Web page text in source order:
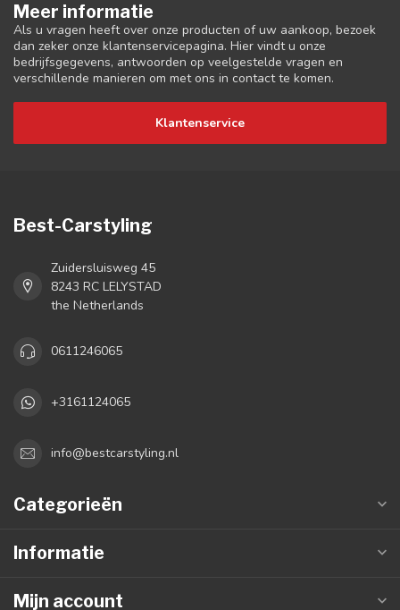
Meer informatie
Als u vragen heeft over onze producten of uw aankoop, bezoek
dan zeker onze klantenservicepagina. Hier vindt u onze
bedrijfsgegevens, antwoorden op veelgestelde vragen en
verschillende manieren om met ons in contact te komen.
Klantenservice
Best-Carstyling
Zuidersluisweg 45
8243 RC LELYSTAD
the Netherlands
0611246065
+3161124065
info@bestcarstyling.nl
Categorieën
Informatie
Mijn account